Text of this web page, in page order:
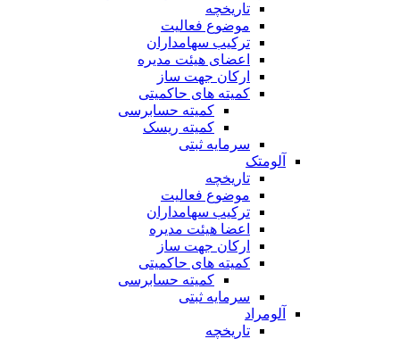
تاریخچه
موضوع فعالیت
ترکیب سهامداران
اعضای هیئت مدیره
ارکان جهت ساز
کمیته های حاکمیتی
کمیته حسابرسی
کمیته ریسک
سرمایه ثبتی
آلومتک
تاریخچه
موضوع فعالیت
ترکیب سهامداران
اعضا هیئت مدیره
ارکان جهت ساز
کمیته های حاکمیتی
کمیته حسابرسی
سرمایه ثبتی
آلومراد
تاریخچه